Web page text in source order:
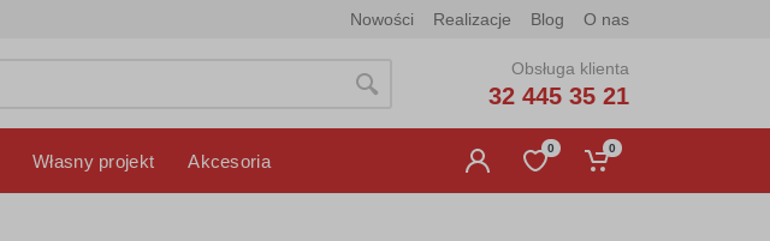
Nowości Realizacje Blog O nas
Obsługa klienta
32 445 35 21
Własny projekt Akcesoria
0 0